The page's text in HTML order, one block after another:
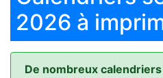
2026 à
De nombreux